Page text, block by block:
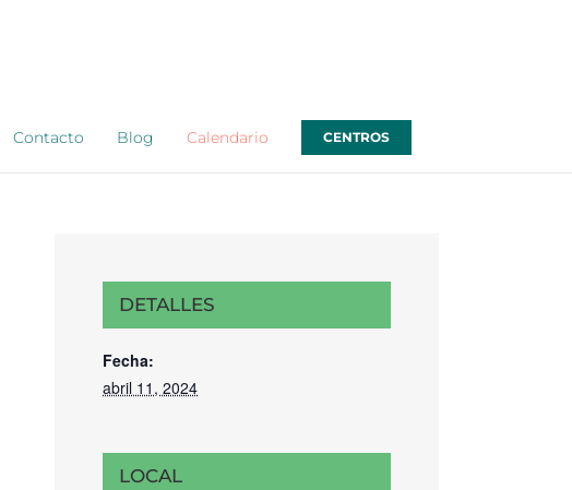
Contacto Blog Calendario CENTROS
DETALLES
Fecha:
abril 11, 2024
LOCAL